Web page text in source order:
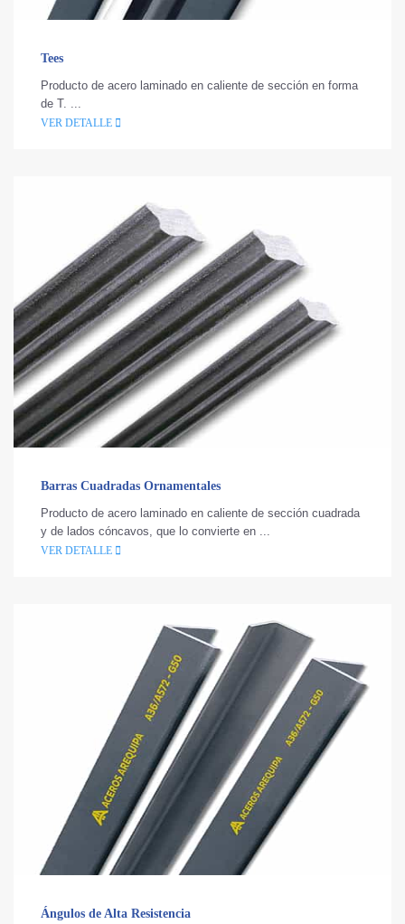
Tees
Producto de acero laminado en caliente de sección en forma
de T. ...
VER DETALLE
Barras Cuadradas Ornamentales
Producto de acero laminado en caliente de sección cuadrada
y de lados cóncavos, que lo convierte en ...
VER DETALLE
Ángulos de Alta Resistencia